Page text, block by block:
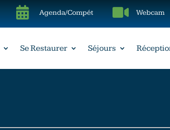
 Agenda/Compét  Webcam
Se Restaurer Séjours